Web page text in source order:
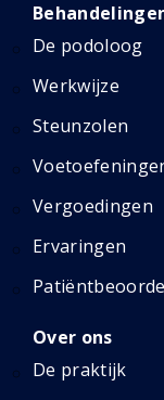
De podoloog
Werkwijze
Steunzolen
Vergoedingen
Ervaringen
Over ons
De praktijk